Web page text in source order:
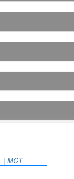
| MCT